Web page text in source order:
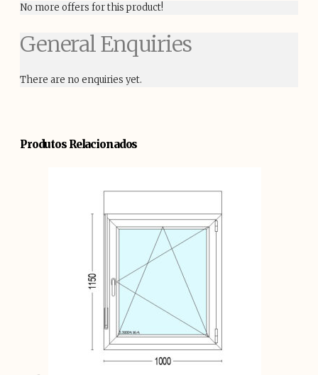
No more offers for this product!
General Enquiries
There are no enquiries yet.
Produtos Relacionados